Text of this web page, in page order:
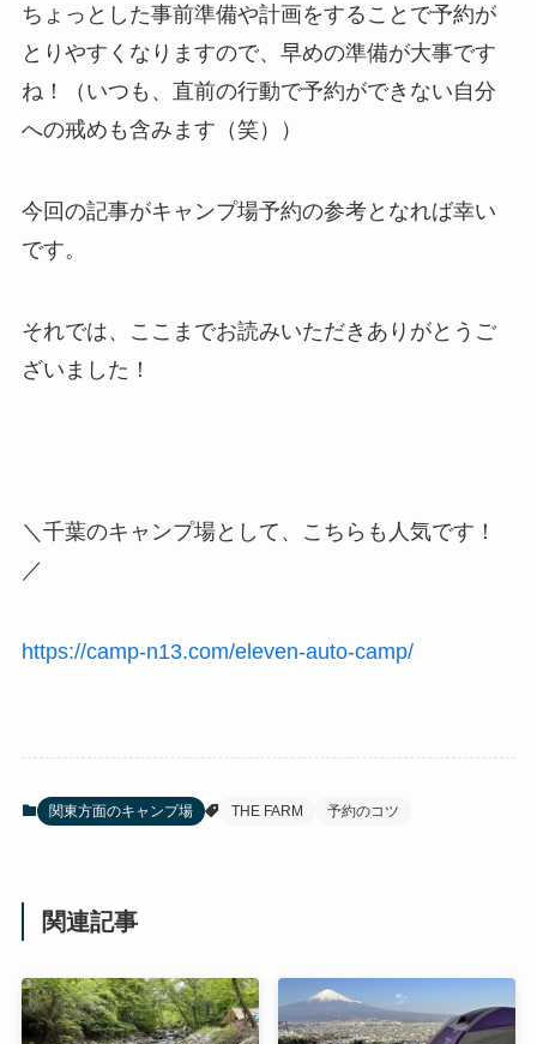
ちょっとした事前準備や計画をすることで予約が
とりやすくなりますので、早めの準備が大事です
ね！（いつも、直前の行動で予約ができない自分
への戒めも含みます（笑））
今回の記事がキャンプ場予約の参考となれば幸い
です。
それでは、ここまでお読みいただきありがとうご
ざいました！
＼千葉のキャンプ場として、こちらも人気です！
／
https://camp-n13.com/eleven-auto-camp/
関東方面のキャンプ場 THE FARM 予約のコツ
関連記事